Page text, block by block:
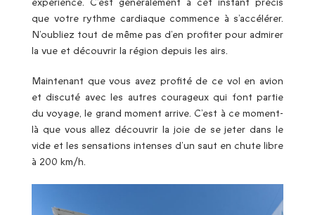
que votre rythme cardiaque commence à s’accélérer.
N’oubliez tout de même pas d’en profiter pour admirer
la vue et découvrir la région depuis les airs.
Maintenant que vous avez profité de ce vol en avion
et discuté avec les autres courageux qui font partie
du voyage, le grand moment arrive. C’est à ce moment-
là que vous allez découvrir la joie de se jeter dans le
vide et les sensations intenses d’un saut en chute libre
à 200 km/h.